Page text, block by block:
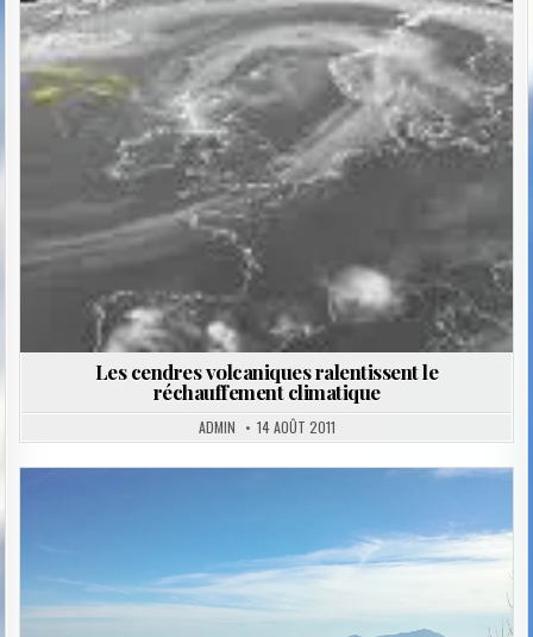
Posted
in
Les cendres volcaniques ralentissent le
réchauffement climatique
ADMIN 14 AOÛT 2011